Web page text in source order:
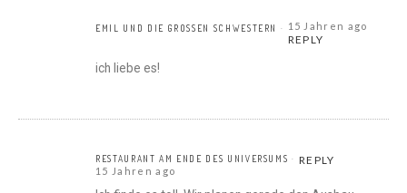
EMIL UND DIE GROSSEN SCHWESTERN 15 Jahren ago
REPLY
ich liebe es!
RESTAURANT AM ENDE DES UNIVERSUMS
15 Jahren ago
REPLY